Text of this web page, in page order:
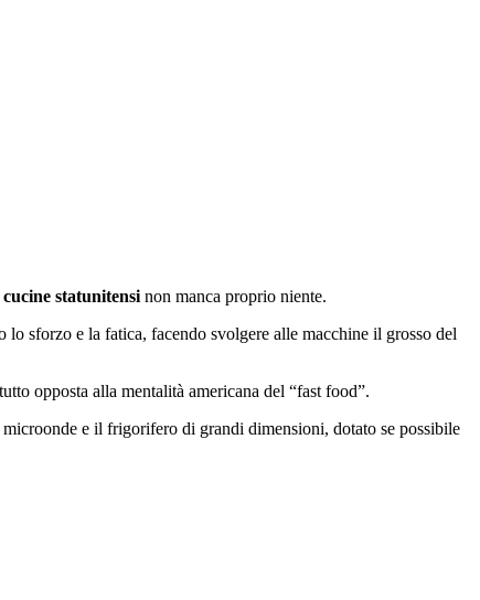
cucine statunitensi non manca proprio niente.
lo sforzo e la fatica, facendo svolgere alle macchine il grosso del
opposta alla mentalità americana del “fast food”.
e il frigorifero di grandi dimensioni, dotato se possibile